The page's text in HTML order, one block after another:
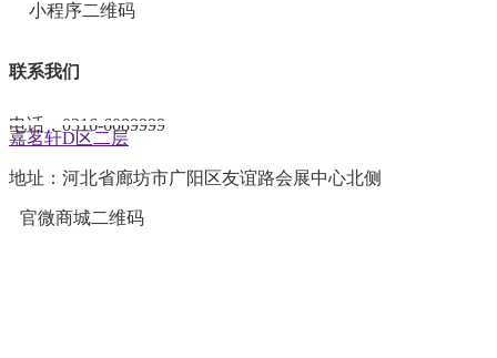
◆ 节气养生、品茗、茶空间
◆ 二十四节气养生宴、节气米线、香茗、茶点
嘉茗轩D区二层
小程序二维码
官微商城二维码
联系我们
电话：0316-6089999
地址：河北省廊坊市广阳区友谊路会展中心北侧